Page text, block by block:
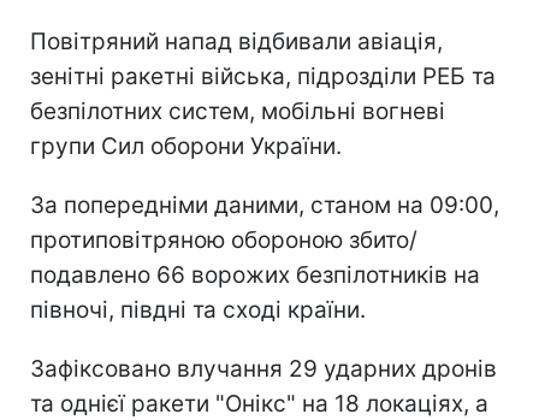
Повітряний напад відбивали авіація,
зенітні ракетні війська, підрозділи РЕБ та
безпілотних систем, мобільні вогневі
групи Сил оборони України.
За попередніми даними, станом на 09:00,
протиповітряною обороною збито/
подавлено 66 ворожих безпілотників на
півночі, півдні та сході країни.
Зафіксовано влучання 29 ударних дронів
та однієї ракети "Онікс" на 18 локаціях, а